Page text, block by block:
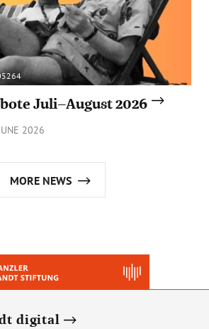
Juli–August 2026
2026
MORE NEWS
digital